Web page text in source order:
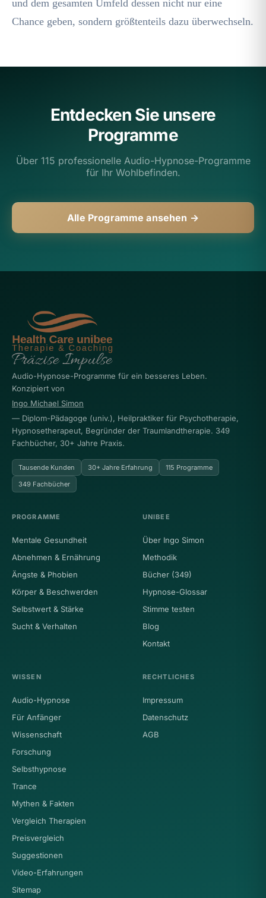
und dem gesamten Umfeld dessen nicht nur eine
Chance geben, sondern größtenteils dazu überwechseln.
Entdecken Sie unsere
Programme
Über 115 professionelle Audio-Hypnose-Programme
für Ihr Wohlbefinden.
Alle Programme ansehen →
Audio-Hypnose-Programme für ein besseres Leben.
Konzipiert von
Ingo Michael Simon
— Diplom-Pädagoge (univ.), Heilpraktiker für Psychotherapie,
Hypnosetherapeut, Begründer der Traumlandtherapie. 349
Fachbücher, 30+ Jahre Praxis.
Tausende Kunden 30+ Jahre Erfahrung
115 Programme
349 Fachbücher
PROGRAMME
Mentale Gesundheit
Abnehmen & Ernährung
Ängste & Phobien
Körper & Beschwerden
Selbstwert & Stärke
Sucht & Verhalten
UNIBEE
Über Ingo Simon
Methodik
Bücher (349)
Hypnose-Glossar
Stimme testen
Blog
Kontakt
WISSEN
Audio-Hypnose
Für Anfänger
Wissenschaft
Forschung
Selbsthypnose
Trance
Mythen & Fakten
Vergleich Therapien
Preisvergleich
Suggestionen
Video-Erfahrungen
Sitemap
RECHTLICHES
Impressum
Datenschutz
AGB